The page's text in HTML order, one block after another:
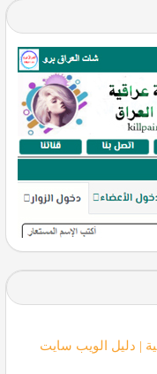
| دليل الويب سايت